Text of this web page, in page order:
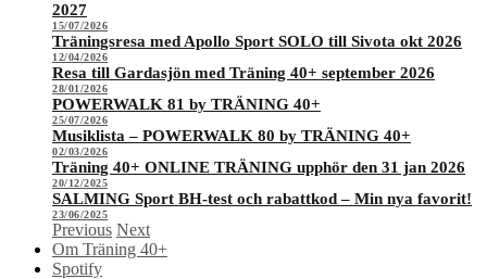
2027
15/07/2026
Träningsresa med Apollo Sport SOLO till Sivota okt 2026
12/04/2026
Resa till Gardasjön med Träning 40+ september 2026
28/01/2026
POWERWALK 81 by TRÄNING 40+
25/07/2026
Musiklista – POWERWALK 80 by TRÄNING 40+
02/03/2026
Träning 40+ ONLINE TRÄNING upphör den 31 jan 2026
20/12/2025
SALMING Sport BH-test och rabattkod – Min nya favorit!
23/06/2025
Previous Next
Om Träning 40+
Spotify